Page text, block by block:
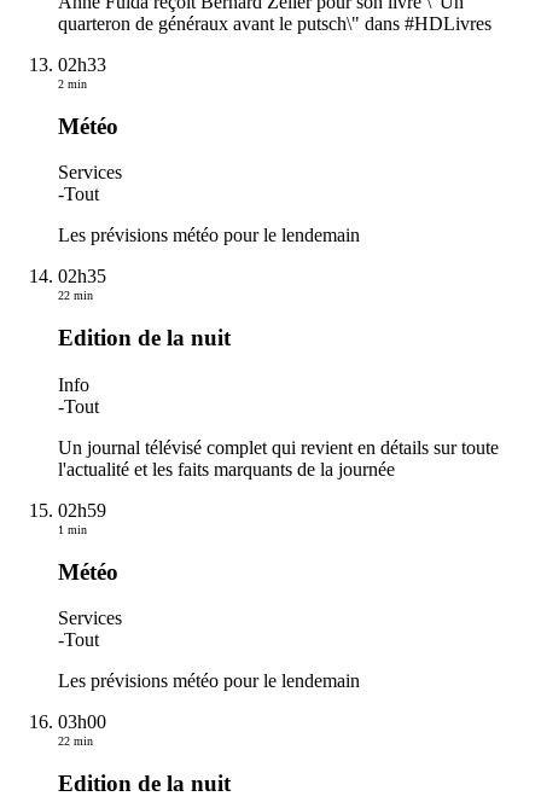
quarteron de généraux avant le putsch\" dans #HDLivres
02h33
2 min
Météo
Services
-Tout
Les prévisions météo pour le lendemain
02h35
22 min
Edition de la nuit
Info
-Tout
Un journal télévisé complet qui revient en détails sur toute
l'actualité et les faits marquants de la journée
02h59
1 min
Météo
Services
-Tout
Les prévisions météo pour le lendemain
03h00
22 min
Edition de la nuit